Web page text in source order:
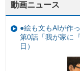
動画ニュース
●絵も文もAIが作
第0話「我が家に
日）